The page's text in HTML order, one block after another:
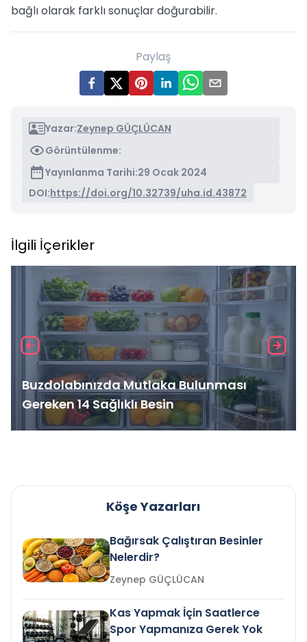
bağlı olarak farklı sonuçlar doğurabilir.
Paylaş
Yazar:Zeynep GÜÇLÜCAN
Görüntülenme:
Yayınlanma Tarihi:29 Ocak 2024
DOI:https://doi.org/10.32739/uha.id.43872
İlgili İçerikler
Buzdolabınızda Mutlaka Bulunması
Gereken 14 Sağlıklı Besin
Köşe Yazarları
Bağırsak Çalıştıran Besinler
Nelerdir?
Zeynep GÜÇLÜCAN
Kas Yapmak İçin Saatlerce
Spor Yapmanıza Gerek Yok